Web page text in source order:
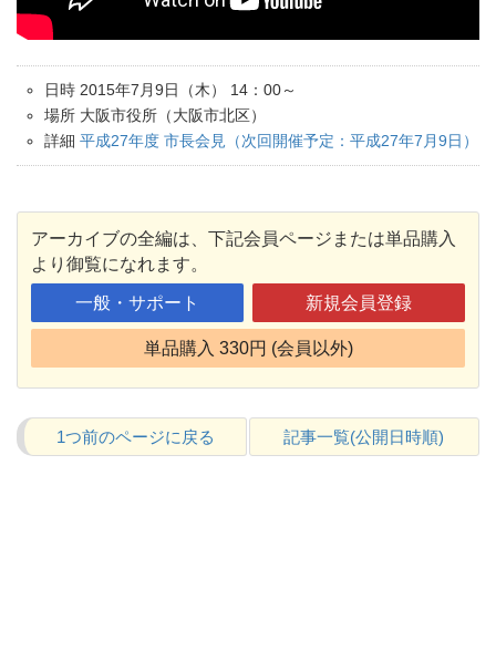
日時 2015年7月9日（木） 14：00～
場所 大阪市役所（大阪市北区）
詳細 平成27年度 市長会見（次回開催予定：平成27年7月9日）
アーカイブの全編は、下記会員ページまたは単品購入
より御覧になれます。
一般・サポート 新規会員登録
単品購入 330円 (会員以外)
1つ前のページに戻る 記事一覧(公開日時順)